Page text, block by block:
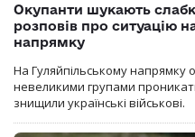
Окупанти шукають
розповів про ситуацію
напрямку
На Гуляйпільському напрямку
невеликими групами
знищили українські військові.